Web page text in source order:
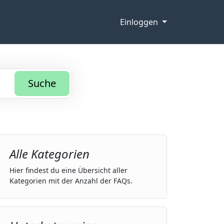
Einloggen
Suche
Alle Kategorien
Hier findest du eine Übersicht aller
Kategorien mit der Anzahl der FAQs.